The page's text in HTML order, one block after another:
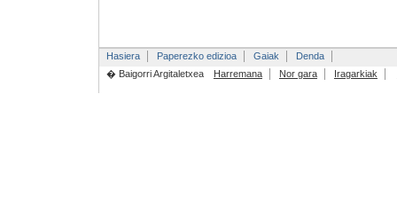
Hasiera Paperezko edizioa Gaiak
Denda
� Baigorri Argitaletxea
Harremana Nor gara Iragarkiak